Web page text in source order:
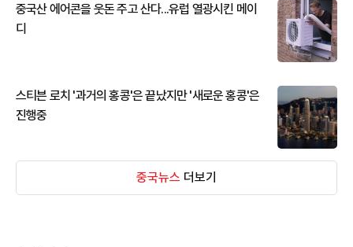
중국산 에어콘을 웃돈 주고 산다...유럽 열광시킨 메이
디
스티븐 로치 '과거의 홍콩'은 끝났지만 '새로운 홍콩'은
진행중
중국뉴스 더보기